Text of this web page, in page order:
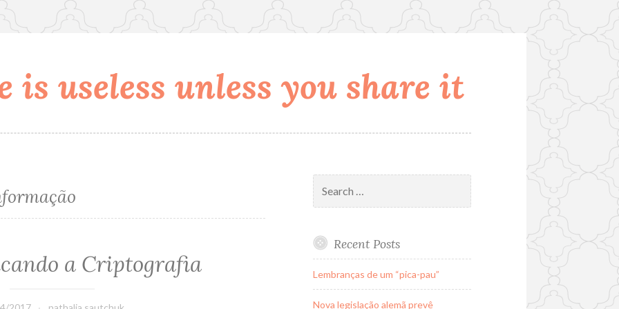
is useless unless you share it
a Criptografia
for:
Recent Posts
Lembranças de um “pica-pau”
Nova legislação alemã prevê